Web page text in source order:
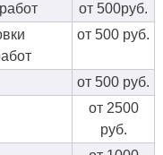
от 500руб.
от 500 руб.
от 500 руб.
от 2500
руб.